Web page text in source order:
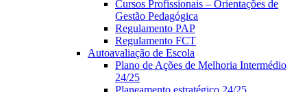
Cursos Profissionais – Orientações de
Gestão Pedagógica
Regulamento PAP
Regulamento FCT
Autoavaliação de Escola
Plano de Ações de Melhoria Intermédio
24/25